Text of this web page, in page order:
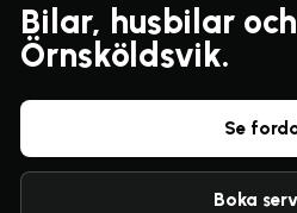
Bilar, husbilar
Örnsköldsvik.
Se
Boka